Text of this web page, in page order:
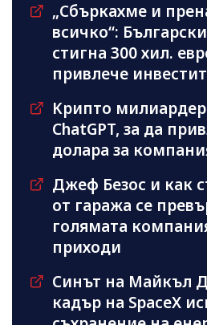
„Сбъркахме и
всичко“:
стигна 300 хил.
привлече
Kрипто
ChatGPT, за да
долара за
Джеф Безос и как
от гаража се
голямата
приходи
Синът на Майкъл
кадър на SpaceX